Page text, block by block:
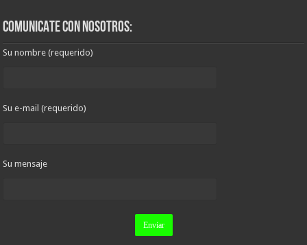
COMUNICATE CON NOSOTROS:
Su nombre (requerido)
Su e-mail (requerido)
Su mensaje